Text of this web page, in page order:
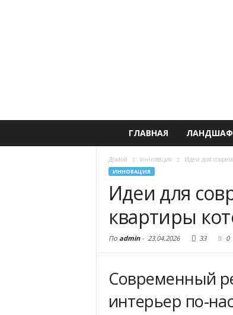
ГЛАВНАЯ
Домой инновация Идеи для
ИННОВАЦИЯ
Идеи для
квартиры
По admin- 23.04.2026 33 0
Современный
интерьер по-